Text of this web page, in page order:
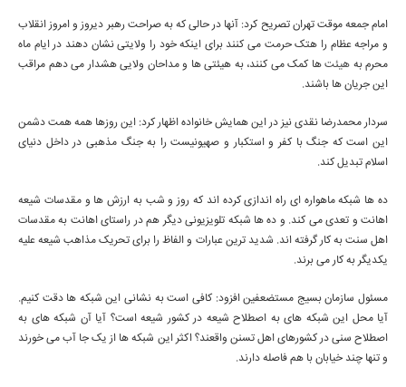
امام جمعه موقت تهران تصریح کرد: آنها در حالی که به صراحت رهبر دیروز و امروز انقلاب
و مراجه عظام را هتک حرمت می کنند برای اینکه خود را ولایتی نشان دهند در ایام ماه
محرم به هیئتها کمک می کنند، به هیئتی ها و مداحان ولایی هشدار می دهم مراقب
این جریان ها باشند.
سردار محمدرضا نقدی نیز در این همایش خانواده اظهار کرد: این روزها همه همت دشمن
این است که جنگ با کفر و استکبار و صهیونیست را به جنگ مذهبی در داخل دنیای
اسلام تبدیل کند.
ده ها شبکه ماهواره ای راه اندازی کرده اند که روز و شب به ارزش ها و مقدسات شیعه
اهانت و تعدی می کند. و ده ها شبکه تلویزیونی دیگر هم در راستای اهانت به مقدسات
اهل سنت به کار گرفته اند. شدید ترین عبارات و الفاظ را برای تحریک مذاهب شیعه علیه
یکدیگر به کار می برند.
مسئول سازمان بسیج مستضعفین افزود: کافی است به نشانی این شبکه ها دقت کنیم.
آیا محل این شبکه های به اصطلاح شیعه در کشور شیعه است؟ آیا آن شبکه های به
اصطلاح سنی در کشورهای اهل تسنن واقعند؟ اکثر این شبکه ها از یک جا آب می خورند
و تنها چند خیابان با هم فاصله دارند.